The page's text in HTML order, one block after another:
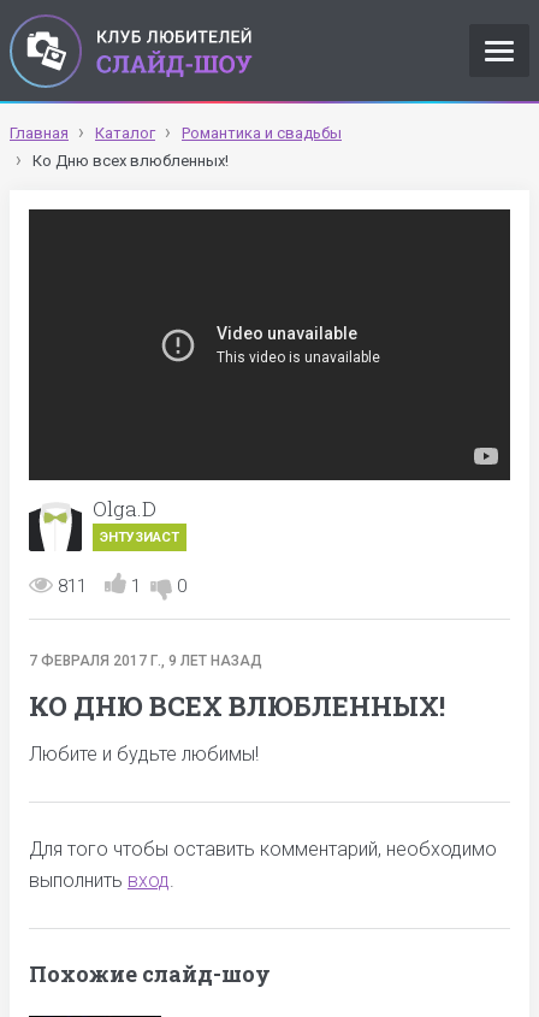
Главная Каталог
Романтика и свадьбы
Ко Дню всех влюбленных!
Olga.D
ЭНТУЗИАСТ
811 1 0
7 ФЕВРАЛЯ 2017 Г., 9 ЛЕТ НАЗАД
КО ДНЮ ВСЕХ ВЛЮБЛЕННЫХ!
Любите и будьте любимы!
Для того чтобы оставить комментарий, необходимо
выполнить вход.
Похожие слайд-шоу